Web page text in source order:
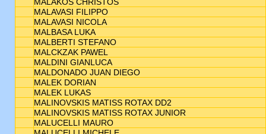
MALAVASI FILIPPO
MALAVASI NICOLA
MALBASA LUKA
MALBERTI STEFANO
MALCKZAK PAWEL
MALDINI GIANLUCA
MALDONADO JUAN DIEGO
MALEK DORIAN
MALEK LUKAS
MALINOVSKIS MATISS ROTAX DD2
MALINOVSKIS MATISS ROTAX JUNIOR
MALUCELLI MAURO